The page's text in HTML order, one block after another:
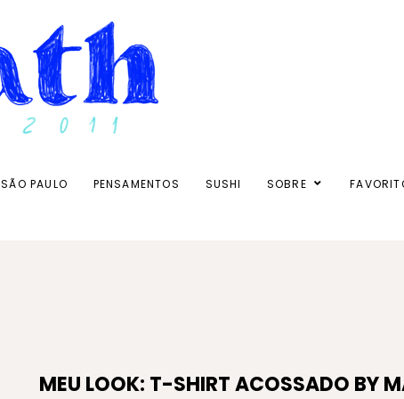
SÃO PAULO PENSAMENTOS SUSHI SOBRE
MEU LOOK: T-SHIRT ACOSSADO BY